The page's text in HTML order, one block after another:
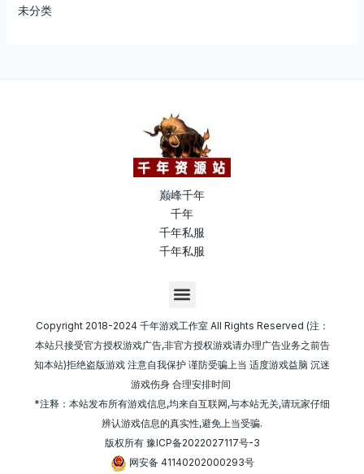
未分类
巅峰千年
千年
千年私服
千年私服
M
e
n
u
Copyright 2018-2024 千年游戏工作室 All Rights Reserved (注：
本站只接受官方授权游戏广告,非官方授权游戏请办理广告业务之前告
知本站)拒绝盗版游戏 注意自我保护 谨防受骗上当 适度游戏益脑 沉迷
游戏伤身 合理安排时间
*注释：本站发布所有游戏信息,均来自互联网,与本站无关,请玩家仔细
辨认游戏信息的真实性,避免上当受骗.
版权所有 豫ICP备2022027117号-3
网安备 41140202000293号